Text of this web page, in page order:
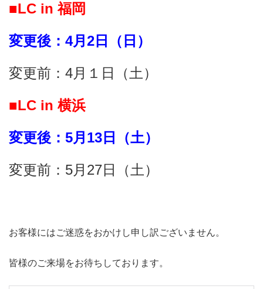
■LC in 福岡
変更後：4月2日（日）
変更前：4月１日（土）
■LC in 横浜
変更後：5月13日（土）
変更前：5月27日（土）
お客様にはご迷惑をおかけし申し訳ございません。
皆様のご来場をお待ちしております。